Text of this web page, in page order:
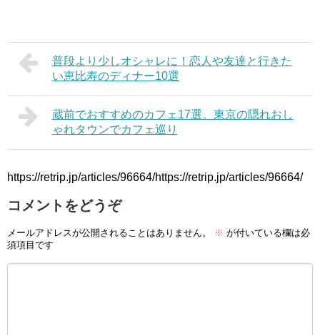
普段より少しオシャレに！恋人や友達と行きた
い恵比寿のディナー10選
蔵前でおすすめのカフェ17選。東京の隠れおし
ゃれタウンでカフェ巡り
https://retrip.jp/articles/96664/https://retrip.jp/articles/96664/
コメントをどうぞ
メールアドレスが公開されることはありません。 ※ が付いている欄は必
須項目です